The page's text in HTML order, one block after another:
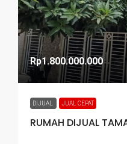
Rp1.800.000.000
DIJUAL JUAL CEPAT
RUMAH DIJUAL